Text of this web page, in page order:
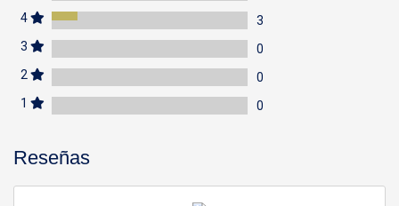
4
4 Clasificación por estrellas (danger)
3
3
0
2
0
1
0
Reseñas